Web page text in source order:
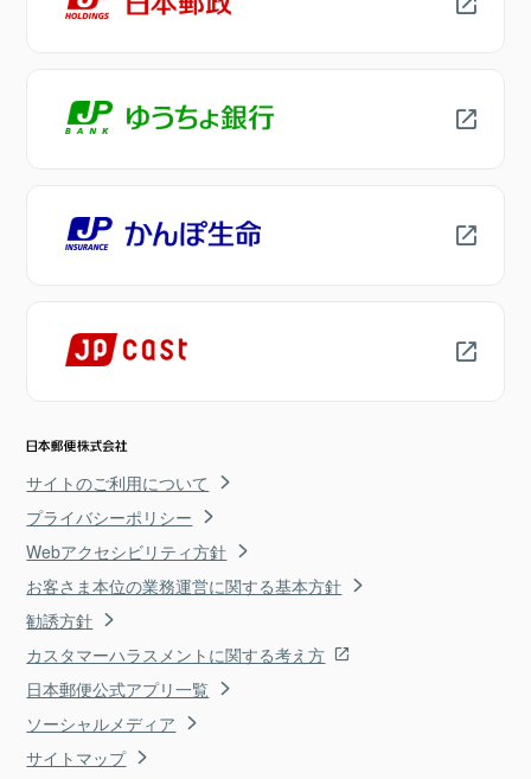
サイトのご利用について
プライバシーポリシー
Webアクセシビリティ方針
お客さま本位の業務運営に関する基本方針
勧誘方針
カスタマーハラスメントに関する考え方
日本郵便公式アプリ一覧
ソーシャルメディア
サイトマップ